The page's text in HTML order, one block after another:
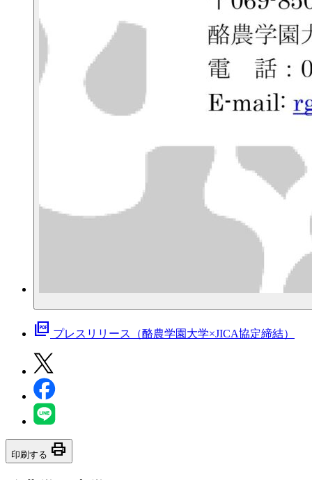
picture_as_pdf プレスリリース（酪農学園大学×JICA協定締結）
印刷する print